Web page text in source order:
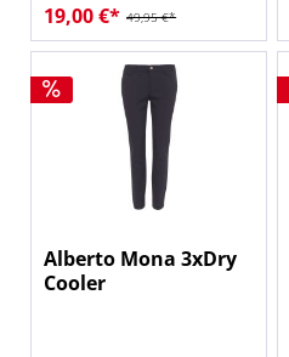
49,95 €*
19,00 €*
Alberto Mona 3xDry
Cooler